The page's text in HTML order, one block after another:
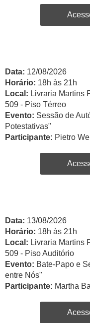
Data: 12/08/2026
Horário: 18h às 21h
Local: Livraria Martins
509 - Piso Térreo
Evento: Sessão de
Potestativas"
Participante: Pietro
Data: 13/08/2026
Horário: 18h às 21h
Local: Livraria Martins
509 - Piso Auditório
Evento: Bate-Papo e
entre Nós"
Participante: Martha